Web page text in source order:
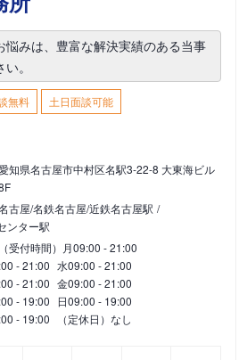
悩みは、豊富な解決実績のある当事
。
無料
土日面談可能
知県名古屋市中村区名駅3-22-8 大東海ビル
古屋/名鉄名古屋/近鉄名古屋駅
ンター駅
（受付時間） 月09:00 - 21:00
- 21:00 水09:00 - 21:00
- 21:00 金09:00 - 21:00
- 19:00 日09:00 - 19:00
- 19:00 （定休日）なし